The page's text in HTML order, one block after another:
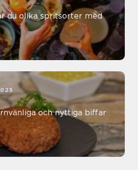
du olika spritsorter med
och nyttiga biffar